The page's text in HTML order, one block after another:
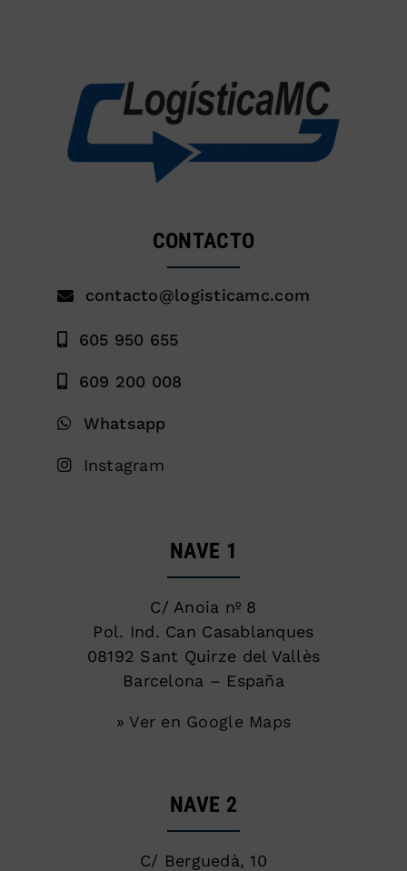
CONTACTO
contacto@logisticamc.com
605 950 655
609 200 008
Whatsapp
Instagram
NAVE 1
C/ Anoia nº 8
Pol. Ind. Can Casablanques
08192 Sant Quirze del Vallès
Barcelona – España
» Ver en Google Maps
NAVE 2
C/ Berguedà, 10